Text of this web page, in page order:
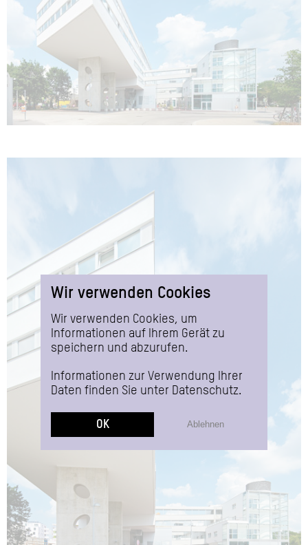
Wir verwenden Cookies
Wir verwenden Cookies, um
Informationen auf Ihrem Gerät zu
speichern und abzurufen.
Informationen zur Verwendung Ihrer
Daten finden Sie unter
Datenschutz.
OK Ablehnen